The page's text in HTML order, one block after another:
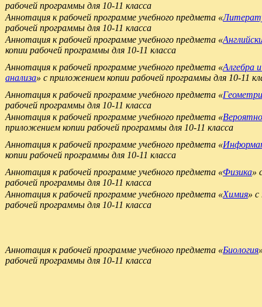
рабочей программы для 10-11 класса
Аннотация к рабочей программе учебного предмета «
рабочей программы для 10-11 класса
Аннотация к рабочей программе учебного предмета «
копии рабочей программы для 10-11 класса
Аннотация к рабочей программе учебного предмета «Алгебра
анализа» с приложением копии рабочей программы для 10-11
Аннотация к рабочей программе учебного предмета «
рабочей программы для 10-11 класса
Аннотация к рабочей программе учебного предмета «
приложением копии рабочей программы для 10-11 класса
Аннотация к рабочей программе учебного предмета «
копии рабочей программы для 10-11 класса
Аннотация к рабочей программе учебного предмета «Физика»
рабочей программы для 10-11 класса
Аннотация к рабочей программе учебного предмета «Химия»
рабочей программы для 10-11 класса
Аннотация к рабочей программе учебного предмета «Биология
рабочей программы для 10-11 класса